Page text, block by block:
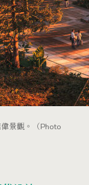
景觀。（Photo